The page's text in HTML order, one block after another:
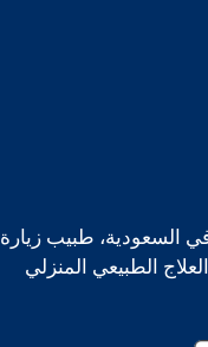
السعودية، طبيب زيارة
الطبيعي المنزلي